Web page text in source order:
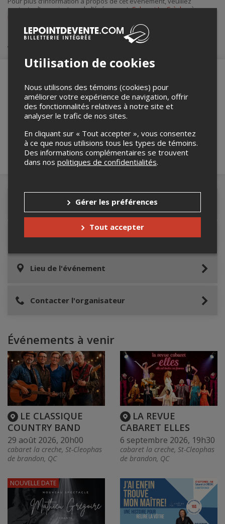
contacter l’organisateur de l’événement,Cabaret La Crèche, à
Achat de billets
Merci de confirmer que vous n'êtes pas un
robot ci-bas.
Détails de l'événement
Informations relatives au stationnement
Lieu de l'événement
Contacter l'organisateur
Événements à venir
LE CLASSIQUE
COUNTRY BAND
29 août 2026, 20h00
cabaret la creche, St-Cleophas
de brandon, QC
LA REVUE
CABARET ELLES
6 septembre 2026, 19h30
cabaret la creche, St-Cleophas
de brandon, QC
NOUVELLE DATE
Utilisation de cookies
Nous utilisons des témoins (cookies) pour
améliorer votre expérience de navigation, offrir
des fonctionnalités relatives à notre site et
analyser le trafic de nos sites.
En cliquant sur « Tout accepter », vous consentez
à ce que nous utilisions tous les types de témoins.
Des informations complémentaires se trouvent
dans nos politiques de confidentialités.
Gérer les préférences
Tout accepter